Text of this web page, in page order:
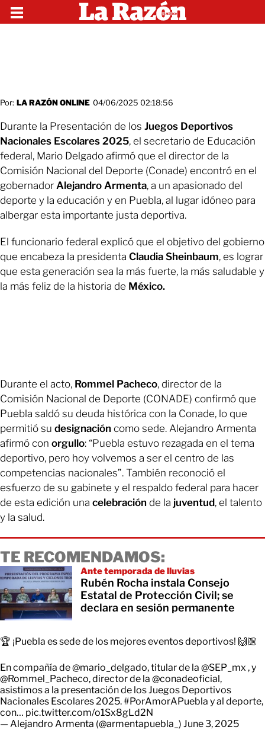
Por: LA RAZÓN ONLINE 04/06/2025 02:18:56
Durante la Presentación de los Juegos Deportivos
Nacionales Escolares 2025, el secretario de Educación
federal, Mario Delgado afirmó que el director de la
Comisión Nacional del Deporte (Conade) encontró en el
gobernador Alejandro Armenta, a un apasionado del
deporte y la educación y en Puebla, al lugar idóneo para
albergar esta importante justa deportiva.
El funcionario federal explicó que el objetivo del gobierno
que encabeza la presidenta Claudia Sheinbaum, es lograr
que esta generación sea la más fuerte, la más saludable y
la más feliz de la historia de México.
Durante el acto, Rommel Pacheco, director de la
Comisión Nacional de Deporte (CONADE) confirmó que
Puebla saldó su deuda histórica con la Conade, lo que
permitió su designación como sede. Alejandro Armenta
afirmó con orgullo: “Puebla estuvo rezagada en el tema
deportivo, pero hoy volvemos a ser el centro de las
competencias nacionales”. También reconoció el
esfuerzo de su gabinete y el respaldo federal para hacer
de esta edición una celebración de la juventud, el talento
y la salud.
TE RECOMENDAMOS:
Ante temporada de lluvias
Rubén Rocha instala Consejo
Estatal de Protección Civil; se
declara en sesión permanente
🏆 ¡Puebla es sede de los mejores eventos deportivos! 🙌🏼
En compañía de@mario_delgado, titular de la @SEP_mx , y
@Rommel_Pacheco, director de la @conadeoficial,
asistimos a la presentación de los Juegos Deportivos
Nacionales Escolares 2025.#PorAmorAPuebla y al deporte,
con… pic.twitter.com/o1Sx8gLd2N
— Alejandro Armenta (@armentapuebla_) June 3, 2025